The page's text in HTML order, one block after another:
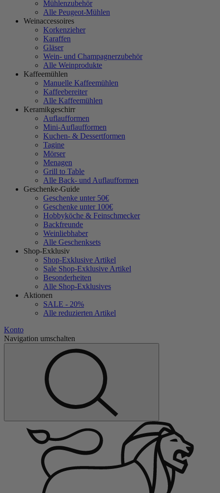
Mühlenzubehör
Alle Peugeot-Mühlen
Weinaccessoires
Korkenzieher
Karaffen
Gläser
Wein- und Champagnerzubehör
Alle Weinprodukte
Kaffeemühlen
Manuelle Kaffeemühlen
Kaffeebereiter
Alle Kaffeemühlen
Keramikgeschirr
Auflaufformen
Mini-Auflaufformen
Kuchen- & Dessertformen
Tagine
Mörser
Menagen
Grill to Table
Alle Back- und Auflaufformen
Geschenke-Guide
Geschenke unter 50€
Geschenke unter 100€
Hobbyköche & Feinschmecker
Backfreunde
Weinliebhaber
Alle Geschenksets
Shop-Exklusiv
Shop-Exklusive Artikel
Sale Shop-Exklusive Artikel
Besonderheiten
Alle Shop-Exklusives
Aktionen
SALE - 20%
Alle reduzierten Artikel
Konto
Navigation umschalten